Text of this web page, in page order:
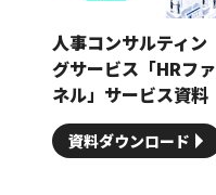
人事コンサルティン
グサービス「HRファ
ネル」サービス資料
資料ダウンロード